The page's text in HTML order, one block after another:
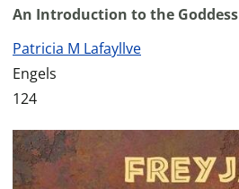
An Introduction to the Goddess
Patricia M Lafayllve
Engels
124